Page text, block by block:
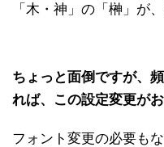
「木・神」の「榊」が
ちょっと面倒ですが、
れば、この設定変更が
フォント変更の必要も